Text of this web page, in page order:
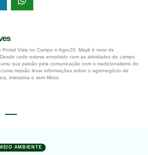
Portal Vida no Campo e Agro20, Mayk é neto de
cedo esteve envolvido com as atividades do campo
sua paixão pela comunicação com o tradicionalismo do
missão levar informações sobre o agronegócio de
interativa e sem filtros.
MEIO AMBIENTE